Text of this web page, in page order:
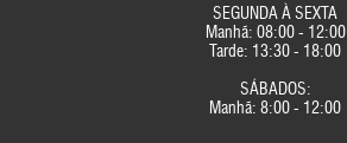
SEGUNDA À SEXTA
Manhã: 08:00 - 12:00
Tarde: 13:30 - 18:00
SÁBADOS:
Manhã: 8:00 - 12:00